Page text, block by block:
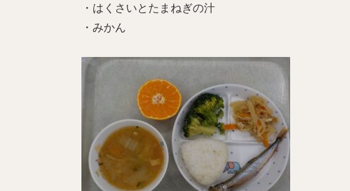
・はくさいとたまねぎの汁
・みかん